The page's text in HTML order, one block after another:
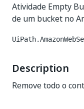
Atividade Empty
de um bucket no
Description
Remove todo o